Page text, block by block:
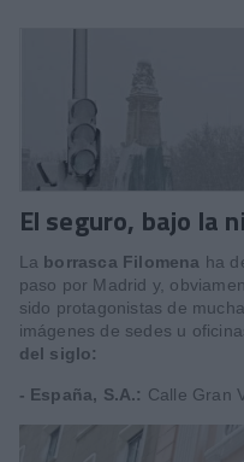
El seguro, bajo la
La borrasca Filomena ha
paso por Madrid y,
sido protagonistas de
imágenes de sedes u
del siglo:
- España, S.A.: Calle Gran